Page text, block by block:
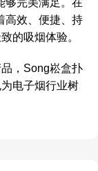
高效、便捷、持
的吸烟体验。
，Song崧盒扑
电子烟行业树